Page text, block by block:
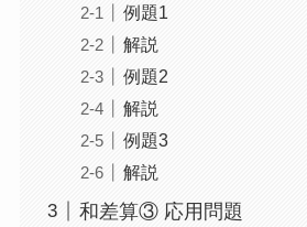
例題1
解説
例題2
解説
例題3
解説
和差算③ 応用問題